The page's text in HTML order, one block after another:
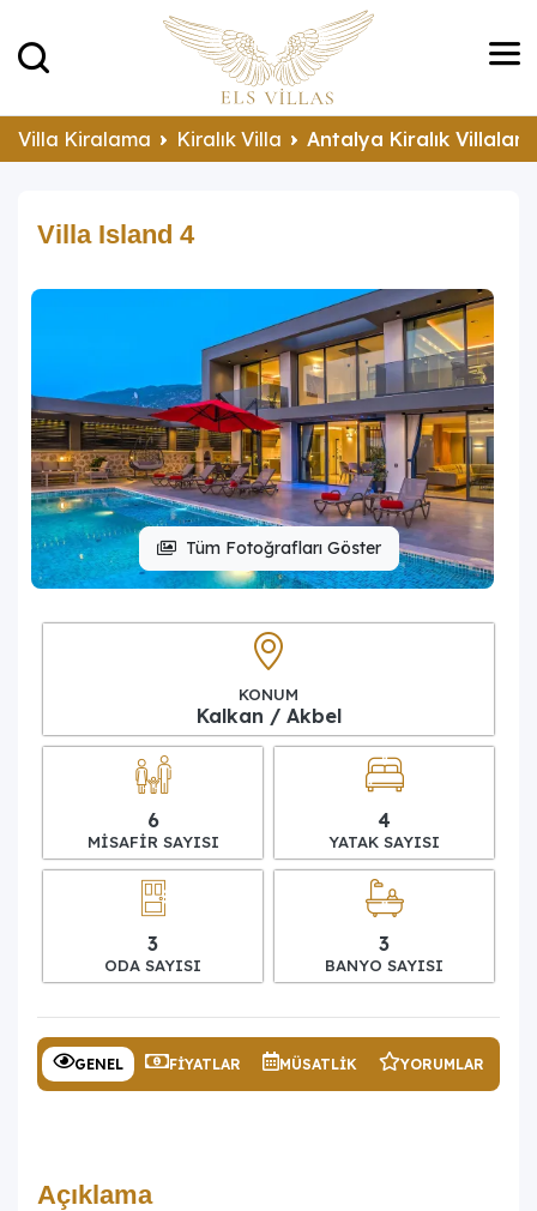
Villa Kiralama Kiralık Villa Antalya Kiralık Villalar
Villa Island 4
Tüm Fotoğrafları Göster
KONUM
Kalkan / Akbel
6
MISAFIR SAYISI
4
YATAK SAYISI
3
ODA SAYISI
3
BANYO SAYISI
GENEL FIYATLAR MÜSATLIK YORUMLAR
Açıklama